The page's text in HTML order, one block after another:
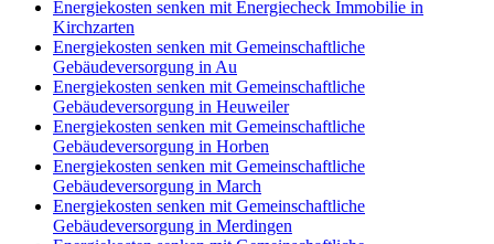
Energiekosten senken mit Energiecheck Immobilie in
Kirchzarten
Energiekosten senken mit Gemeinschaftliche
Gebäudeversorgung in Au
Energiekosten senken mit Gemeinschaftliche
Gebäudeversorgung in Heuweiler
Energiekosten senken mit Gemeinschaftliche
Gebäudeversorgung in Horben
Energiekosten senken mit Gemeinschaftliche
Gebäudeversorgung in March
Energiekosten senken mit Gemeinschaftliche
Gebäudeversorgung in Merdingen